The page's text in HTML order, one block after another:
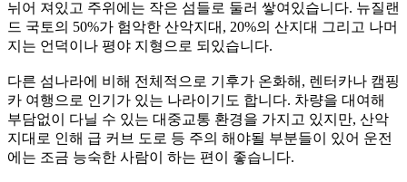
뉘어 져있고 주위에는 작은 섬들로 둘러 쌓여있습니다. 뉴질랜
드 국토의 50%가 험악한 산악지대, 20%의 산지대 그리고 나머
지는 언덕이나 평야 지형으로 되있습니다.
다른 섬나라에 비해 전체적으로 기후가 온화해, 렌터카나 캠핑
카 여행으로 인기가 있는 나라이기도 합니다. 차량을 대여해
부담없이 다닐 수 있는 대중교통 환경을 가지고 있지만, 산악
지대로 인해 급 커브 도로 등 주의 해야될 부분들이 있어 운전
에는 조금 능숙한 사람이 하는 편이 좋습니다.